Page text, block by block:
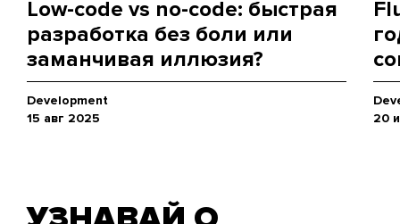
Low-code vs no-code: быстрая
разработка без боли или
заманчивая иллюзия?
Development
15 авг 2025
20